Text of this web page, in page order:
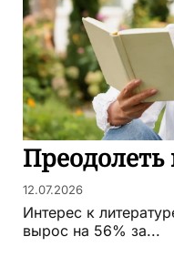
Преодолеть
12.07.2026
Интерес к
вырос на 56% за...